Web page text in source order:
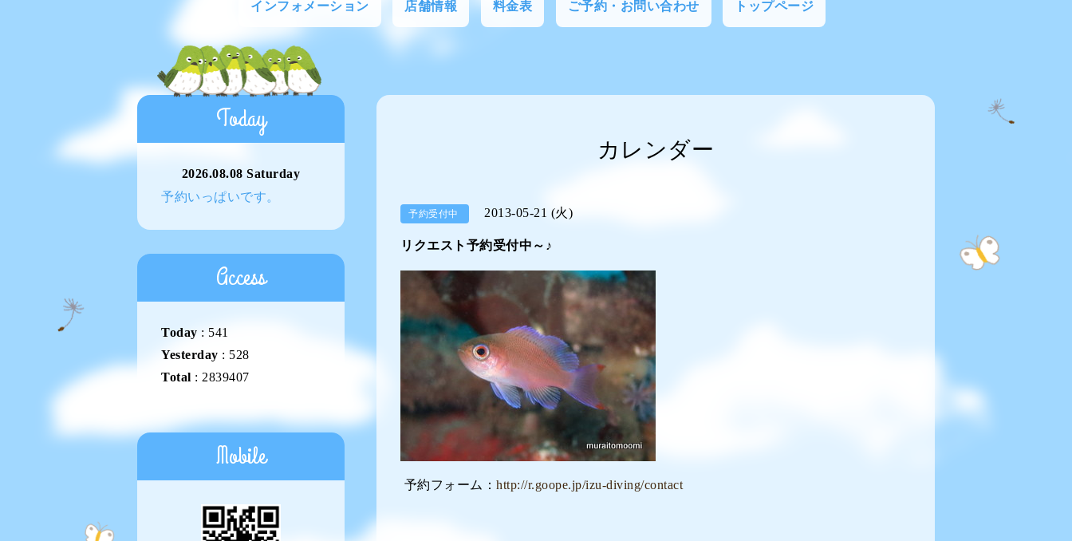
インフォメーション 店舗情報 料金表 ご予約・お問い合わせ トップページ
カレンダー
予約受付中 2013-05-21 (火)
リクエスト予約受付中～♪
予約フォーム： http://r.goope.jp/izu-diving/contact
Today
2026.08.08 Saturday
予約いっぱいです。
Access
Today : 541
Yesterday : 528
Total : 2839407
Mobile